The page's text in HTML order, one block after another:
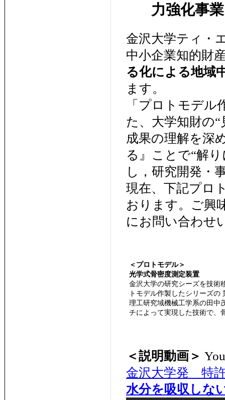
力強化事
金沢大学ティ・
中小企業知的財
る化による地域
ます。
「プロトモデル
た、大学知財の
成果の理解を深
る』ことで“解
し，研究開発・
現在、下記プロ
おります。ご興
にお問い合わせ
＜プロトモデル＞
光学式骨密度測定装置
金沢大学の研究シーズを技術
トモデル作製したシリーズの
理工研究域機械工学系の田中
チによって実現した技術で、
＜説明動画＞
金沢大学発 特
水分を吸収しな